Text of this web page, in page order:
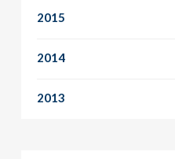
2015
2014
2013